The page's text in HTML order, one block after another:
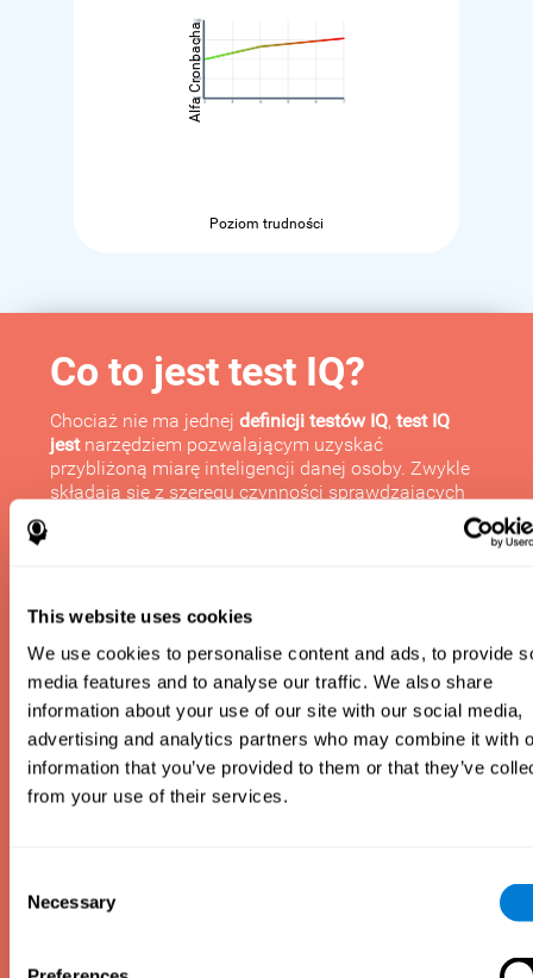
This website uses cookies
We use cookies to personalise content and ads, to provide
media features and to analyse our traffic. We also share
information about your use of our site with our social media,
advertising and analytics partners who may combine it with
information that you’ve provided to them or that they’ve
from your use of their services.
Selection
Necessary
Poziom trudności
Alfa Cronbacha
Co to jest test IQ?
Chociaż nie ma jednejdefinicji testów IQ,test IQ
jestnarzędziem pozwalającym uzyskać
przybliżoną miarę inteligencji danej osoby. Zwykle
składają się z szeregu czynności sprawdzających
możliwości użytkownika, aby sprawdzić, jak radzi
sobie on na tle osób w tym samym wieku. Istnieją
inteligencję skrystalizowaną, inteligencję werbalną
Zgodnie z konwencją większość testów IQ ma
zakres wyników od 0 do 200, ze średnią 100 i
odchyleniem standardowym 15. Jeśli uzyskasz
wynik powyżej 100, jesteś powyżej średniej; ale jeśli
uzyskasz wynik poniżej 100, jesteś poniżej średniej.